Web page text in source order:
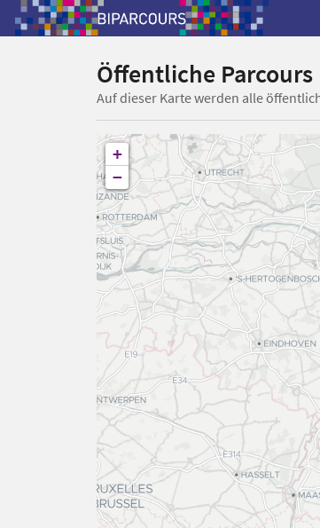
Öffentliche Parcours
Auf dieser Karte werden alle
+
−